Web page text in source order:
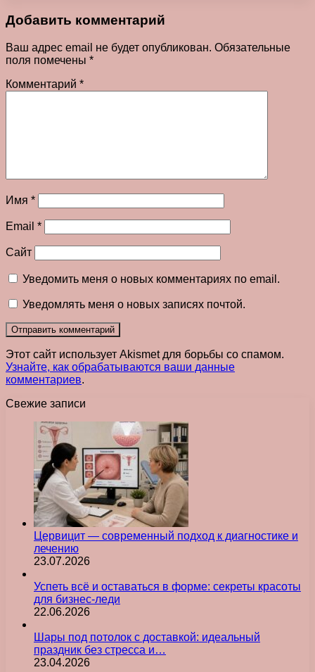
Добавить комментарий
Ваш адрес email не будет опубликован. Обязательные
поля помечены *
Комментарий *
Имя *
Email *
Сайт
Уведомить меня о новых комментариях по email.
Уведомлять меня о новых записях почтой.
Этот сайт использует Akismet для борьбы со спамом.
Узнайте, как обрабатываются ваши данные
комментариев.
Свежие записи
Цервицит — современный подход к диагностике и
лечению
23.07.2026
Успеть всё и оставаться в форме: секреты красоты
для бизнес-леди
22.06.2026
Шары под потолок с доставкой: идеальный
праздник без стресса и…
23.04.2026